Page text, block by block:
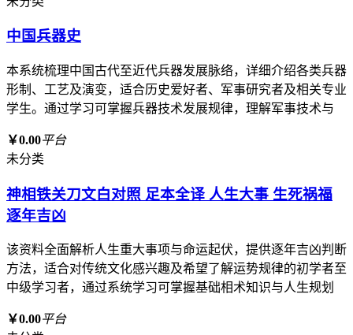
中国兵器史
本系统梳理中国古代至近代兵器发展脉络，详细介绍各类兵器
形制、工艺及演变，适合历史爱好者、军事研究者及相关专业
学生。通过学习可掌握兵器技术发展规律，理解军事技术与
￥0.00平台
未分类
神相铁关刀文白对照 足本全译 人生大事 生死祸福
逐年吉凶
该资料全面解析人生重大事项与命运起伏，提供逐年吉凶判断
方法，适合对传统文化感兴趣及希望了解运势规律的初学者至
中级学习者，通过系统学习可掌握基础相术知识与人生规划
￥0.00平台